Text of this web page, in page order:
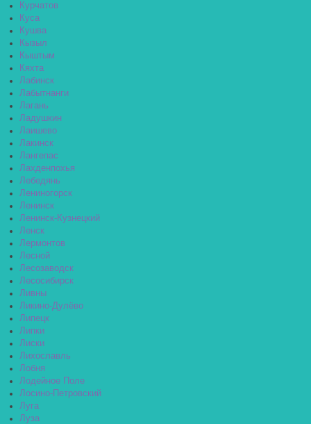
Курчатов
Куса
Кушва
Кызыл
Кыштым
Кяхта
Лабинск
Лабытнанги
Лагань
Ладушкин
Лаишево
Лакинск
Лангепас
Лахденпохья
Лебедянь
Лениногорск
Ленинск
Ленинск-Кузнецкий
Ленск
Лермонтов
Лесной
Лесозаводск
Лесосибирск
Ливны
Ликино-Дулёво
Липецк
Липки
Лиски
Лихославль
Лобня
Лодейное Поле
Лосино-Петровский
Луга
Луза